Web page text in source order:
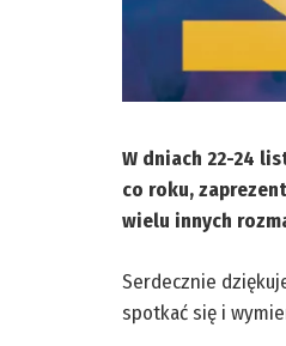
W dniach 22-24
co roku,
wielu innych
Serdecznie
spotkać się i